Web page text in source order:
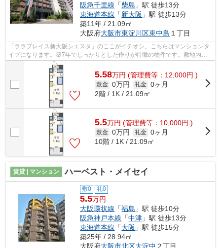
阪急千里線 「柴島 」駅 徒歩13分
東海道本線 「新大阪 」駅 徒歩13分
築11年 / 21.09㎡
大阪府大阪市東淀川区東中島 １丁目
「ララプレイス新大阪シエスタ」のここがイチオシ。こちらはマンションタ
イプになります。築7年でしっかりとした作りが特徴の物件です。敷地内に
はごみ置き場も設置されています。でき...
5.58万円 (管理費等：12,000円 )
敷金 0万円 礼金 0ヶ月
2階 / 1K / 21.09㎡
5.5万円 (管理費等：10,000円 )
敷金 0万円 礼金 0ヶ月
10階 / 1K / 21.09㎡
賃貸 | マンション ハーベスト・メイセイ
敷0 礼0
5.5万円
大阪環状線 「福島 」駅 徒歩10分
阪急神戸本線 「中津 」駅 徒歩13分
東海道本線 「大阪 」駅 徒歩15分
築25年 / 28.94㎡
大阪府大阪市北区大淀中 ２丁目